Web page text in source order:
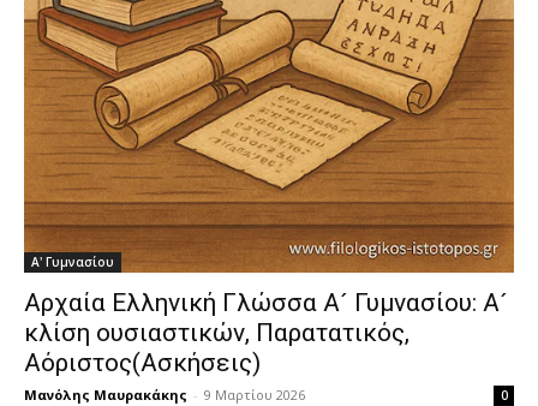
Α' Γυμνασίου
Αρχαία Ελληνική Γλώσσα Α´ Γυμνασίου: Α´
κλίση ουσιαστικών, Παρατατικός,
Αόριστος(Ασκήσεις)
Μανόλης Μαυρακάκης - 9 Μαρτίου 2026 0